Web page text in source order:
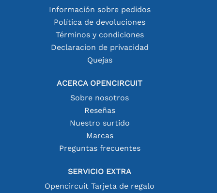
Información sobre pedidos
Política de devoluciones
Términos y condiciones
Declaracion de privacidad
Quejas
ACERCA OPENCIRCUIT
Sobre nosotros
Reseñas
Nuestro surtido
Marcas
Preguntas frecuentes
SERVICIO EXTRA
Opencircuit Tarjeta de regalo